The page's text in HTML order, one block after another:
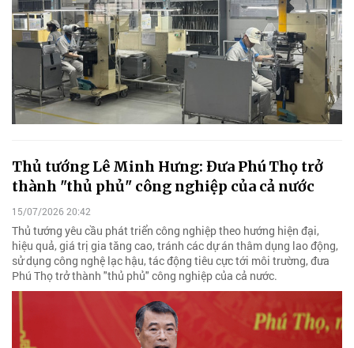
Thủ tướng Lê Minh Hưng: Đưa Phú Thọ trở
thành "thủ phủ" công nghiệp của cả nước
15/07/2026 20:42
Thủ tướng yêu cầu phát triển công nghiệp theo hướng hiện đại,
hiệu quả, giá trị gia tăng cao, tránh các dự án thâm dụng lao động,
sử dụng công nghệ lạc hậu, tác động tiêu cực tới môi trường, đưa
Phú Thọ trở thành "thủ phủ" công nghiệp của cả nước.